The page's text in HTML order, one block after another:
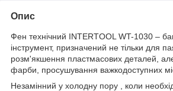
Опис
Фен технічний INTERTOOL WT-1030 –
інструмент, призначений не тільки для
розм'якшення пластмасових деталей,
фарби, просушування важкодоступних
Незамінний у холодну пору , коли